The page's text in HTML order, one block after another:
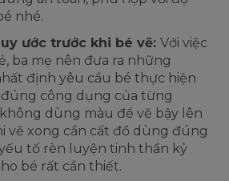
nhé.
ước trước khi bé vẽ: Với việc
ba mẹ nên đưa ra những
định yêu cầu bé thực hiện
công dụng của từng
dùng màu để vẽ bậy lên
vẽ xong cần cất đồ dùng đúng
tố rèn luyện tinh thần kỷ
bé rất cần thiết.